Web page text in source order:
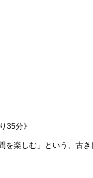
35分》
を楽しむ」という、古